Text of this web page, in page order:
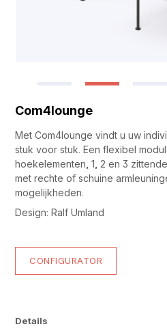
Com4lounge
Met Com4lounge vindt u uw
stuk voor stuk. Een flexibel
hoekelementen, 1, 2 en 3
met rechte of schuine
mogelijkheden.
Design: Ralf Umland
CONFIGURATOR
Details